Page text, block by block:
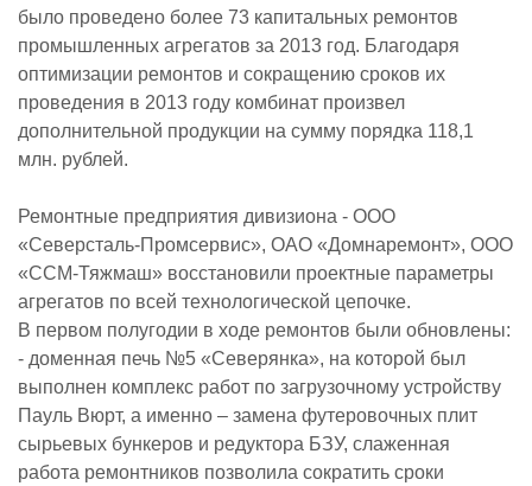
было проведено более 73 капитальных ремонтов
промышленных агрегатов за 2013 год. Благодаря
оптимизации ремонтов и сокращению сроков их
проведения в 2013 году комбинат произвел
дополнительной продукции на сумму порядка 118,1
млн. рублей.
Ремонтные предприятия дивизиона - ООО
«Северсталь-Промсервис», ОАО «Домнаремонт», ООО
«ССМ-Тяжмаш» восстановили проектные параметры
агрегатов по всей технологической цепочке.
В первом полугодии в ходе ремонтов были обновлены:
- доменная печь №5 «Северянка», на которой был
выполнен комплекс работ по загрузочному устройству
Пауль Вюрт, а именно – замена футеровочных плит
сырьевых бункеров и редуктора БЗУ, слаженная
работа ремонтников позволила сократить сроки